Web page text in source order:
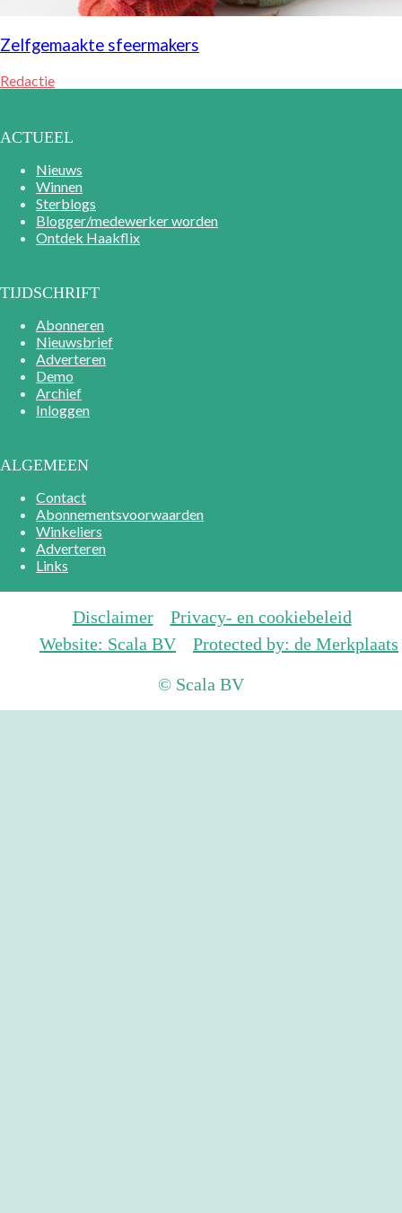
Zelfgemaakte sfeermakers
Redactie
ACTUEEL
Nieuws
Winnen
Sterblogs
Blogger/medewerker worden
Ontdek Haakflix
TIJDSCHRIFT
Abonneren
Nieuwsbrief
Adverteren
Demo
Archief
Inloggen
ALGEMEEN
Contact
Abonnementsvoorwaarden
Winkeliers
Adverteren
Links
Disclaimer
Privacy- en cookiebeleid
Website: Scala BV
Protected by: de Merkplaats
© Scala BV